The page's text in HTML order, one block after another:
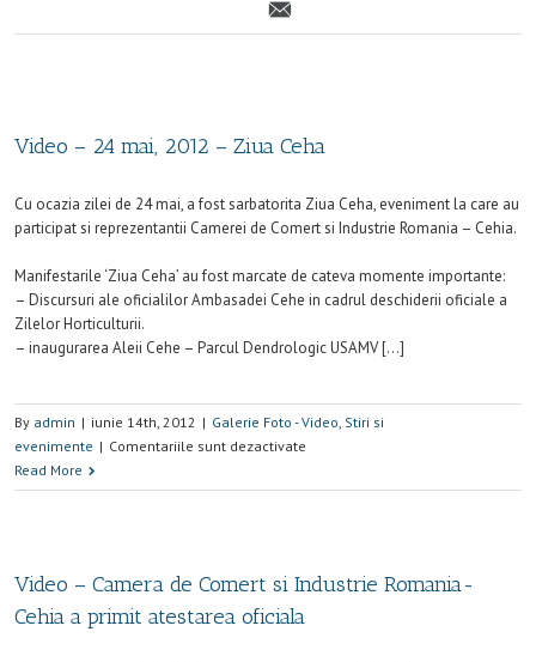
Video – 24 mai, 2012 – Ziua Ceha
Cu ocazia zilei de 24 mai, a fost sarbatorita Ziua Ceha, eveniment la care au
participat si reprezentantii Camerei de Comert si Industrie Romania – Cehia.
Manifestarile ‘Ziua Ceha’ au fost marcate de cateva momente importante:
– Discursuri ale oficialilor Ambasadei Cehe in cadrul deschiderii oficiale a
Zilelor Horticulturii.
– inaugurarea Aleii Cehe – Parcul Dendrologic USAMV […]
By admin | iunie 14th, 2012 | Galerie Foto - Video Stiri si
evenimente | Comentariile sunt dezactivate
Read More
Video – Camera de Comert si Industrie Romania-
Cehia a primit atestarea oficiala